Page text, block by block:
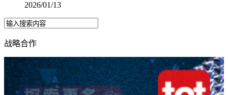
2026/01/13
战略合作